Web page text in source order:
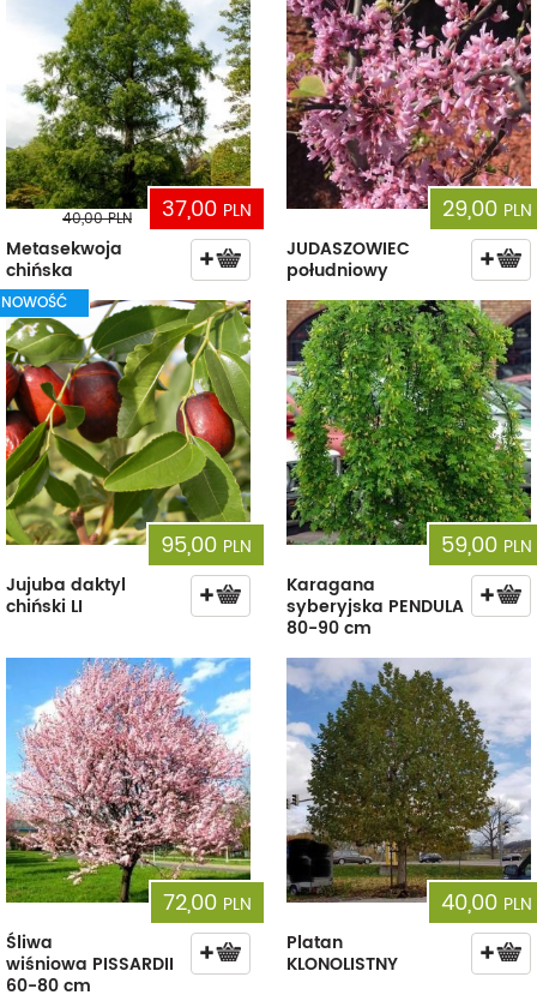
37,00 PLN
40,00PLN
Metasekwoja
chińska
29,00 PLN
JUDASZOWIEC
południowy
NOWOŚĆ
95,00 PLN
Jujuba daktyl
chiński LI
59,00 PLN
Karagana
syberyjska PENDULA
80-90 cm
72,00 PLN
Śliwa
wiśniowa PISSARDII
60-80 cm
40,00 PLN
Platan
KLONOLISTNY